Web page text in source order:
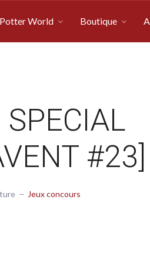
Potter World Boutique
SPECIAL
#23]
Jeux concours